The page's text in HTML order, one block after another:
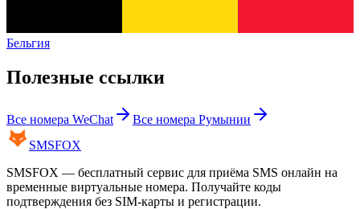
Бельгия
Полезные ссылки
Все номера WeChat Все номера Румынии
SMSFOX
SMSFOX — бесплатный сервис для приёма SMS онлайн на
временные виртуальные номера. Получайте коды
подтверждения без SIM-карты и регистрации.